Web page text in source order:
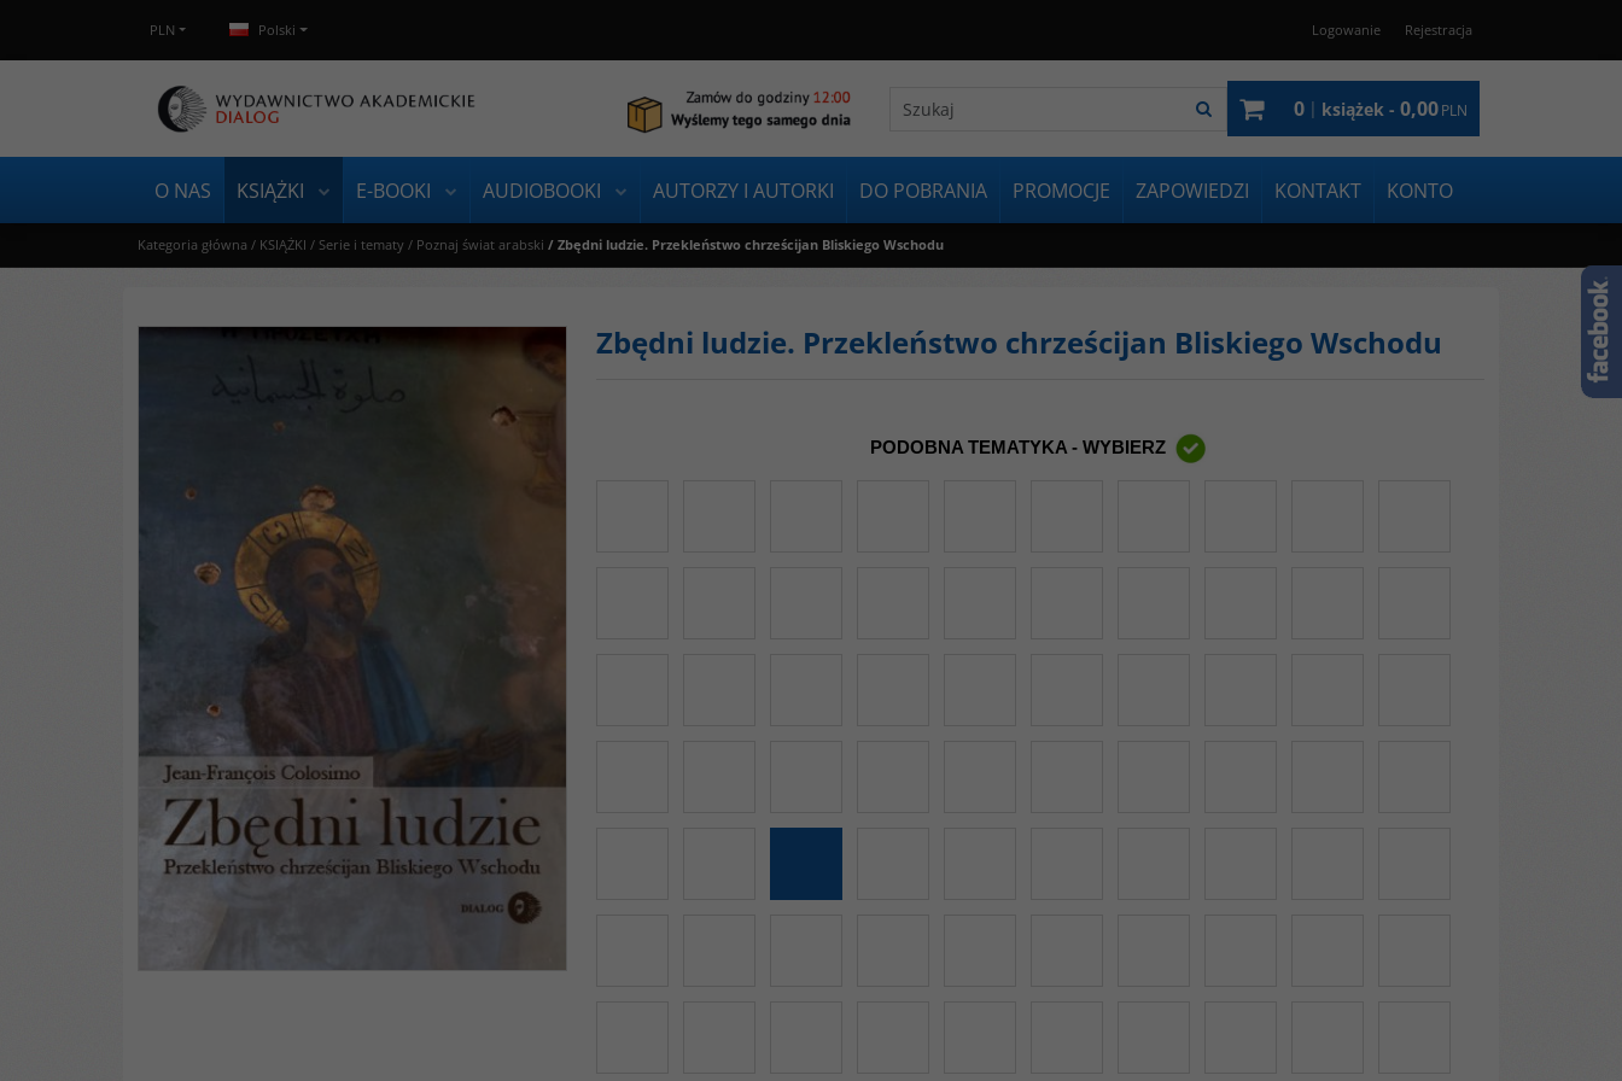
PLN Polski Logowanie Rejestracja
0 | książek - 0,00PLN
O NAS KSIĄŻKI E-BOOKI AUDIOBOOKI AUTORZY I AUTORKI DO POBRANIA PROMOCJE ZAPOWIEDZI KONTAKT KONTO
Kategoria główna / KSIĄŻKI / Serie i tematy / Poznaj świat arabski / Zbędni ludzie. Przekleństwo chrześcijan Bliskiego Wschodu
Zbędni ludzie. Przekleństwo chrześcijan Bliskiego Wschodu
PODOBNA TEMATYKA - WYBIERZ